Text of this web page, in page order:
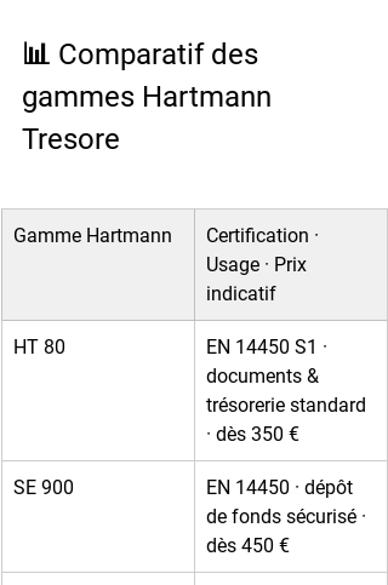
📊 Comparatif des
gammes Hartmann
Tresore
Gamme Hartmann
Certification ·
Usage · Prix
indicatif
HT 80
EN 14450 S1 ·
documents &
trésorerie standard
· dès 350 €
SE 900
EN 14450 · dépôt
de fonds sécurisé ·
dès 450 €